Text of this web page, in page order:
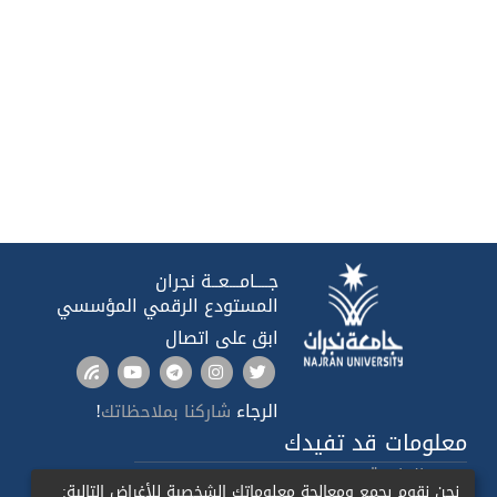
جــــامـــعــة نجران
المستودع الرقمي المؤسسي
ابق على اتصال
الرجاء شاركنا بملاحظاتك!
معلومات قد تفيدك
صدى الجامعة